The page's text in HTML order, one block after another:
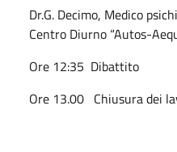
Dr.G. Decimo, Medico
Centro Diurno “Autos-
Ore 12:35 Dibattito
Ore 13.00 Chiusura dei